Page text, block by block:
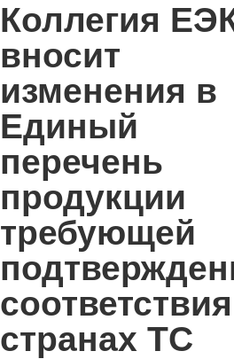
Коллегия
вносит
изменения в
Единый
перечень
продукции
требующей
странах ТС